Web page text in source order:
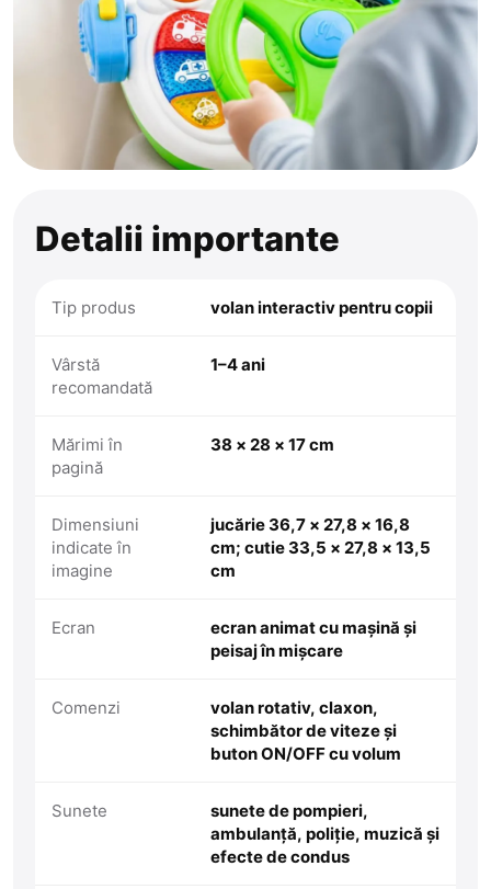
Detalii importante
Tip produs volan interactiv pentru copii
Vârstă
recomandată
1–4 ani
Mărimi în
pagină
38 × 28 × 17 cm
Dimensiuni
indicate în
imagine
jucărie 36,7 × 27,8 × 16,8
cm; cutie 33,5 × 27,8 × 13,5
cm
Ecran
ecran animat cu mașină și
peisaj în mișcare
Comenzi
volan rotativ, claxon,
schimbător de viteze și
buton ON/OFF cu volum
Sunete
sunete de pompieri,
ambulanță, poliție, muzică și
efecte de condus